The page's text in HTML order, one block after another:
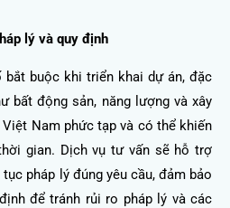
lý và quy định
bắt buộc khi triển khai dự án, đặc
bất động sản, năng lượng và xây
Nam phức tạp và có thể khiến
gian. Dịch vụ tư vấn sẽ hỗ trợ
pháp lý đúng yêu cầu, đảm bảo
để tránh rủi ro pháp lý và các